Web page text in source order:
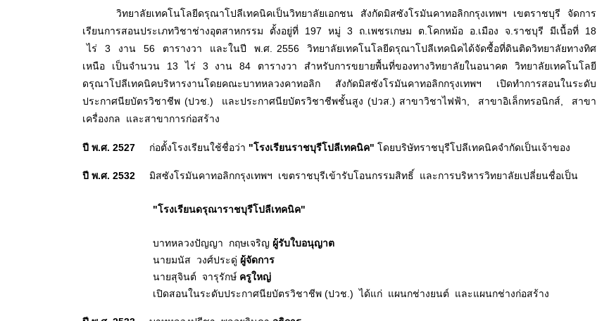
วิทยาลัยเทคโนโลยีดรุณาโปลีเทคนิคเป็นวิทยาลัยเอกชน สังกัดมิสซังโรมันคาทอลิกกรุงเทพฯ เขตราชบุรี จัดการ
เรียนการสอนประเภทวิชาช่างอุตสาหกรรม ตั้งอยู่ที่ 197 หมู่ 3 ถ.เพชรเกษม ต.โคกหม้อ อ.เมือง จ.ราชบุรี มีเนื้อที่ 18
ไร่ 3 งาน 56 ตารางวา และในปี พ.ศ. 2556 วิทยาลัยเทคโนโลยีดรุณาโปลีเทคนิคได้จัดซื้อที่ดินติดวิทยาลัยทางทิศ
เหนือ เป็นจำนวน 13 ไร่ 3 งาน 84 ตารางวา สำหรับการขยายพื้นที่ของทางวิทยาลัยในอนาคต วิทยาลัยเทคโนโลยี
ดรุณาโปลีเทคนิคบริหารงานโดยคณะบาทหลวงคาทอลิก สังกัดมิสซังโรมันคาทอลิกกรุงเทพฯ เปิดทำการสอนในระดับ
ประกาศนียบัตรวิชาชีพ (ปวช.) และประกาศนียบัตรวิชาชีพชั้นสูง (ปวส.) สาขาวิชาไฟฟ้า, สาขาอิเล็กทรอนิกส์, สาขา
เครื่องกล และสาขาการก่อสร้าง
ปี พ.ศ. 2527 ก่อตั้งโรงเรียนใช้ชื่อว่า "โรงเรียนราชบุรีโปลีเทคนิค" โดยบริษัทราชบุรีโปลีเทคนิคจำกัดเป็นเจ้าของ
ปี พ.ศ. 2532 มิสซังโรมันคาทอลิกกรุงเทพฯ เขตราชบุรีเข้ารับโอนกรรมสิทธิ์ และการบริหารวิทยาลัยเปลี่ยนชื่อเป็น
"โรงเรียนดรุณาราชบุรีโปลีเทคนิค"
บาทหลวงปัญญา กฤษเจริญ ผู้รับใบอนุญาต
นายมนัส วงศ์ประดู่ ผู้จัดการ
นายสุจินต์ จารุรักษ์ ครูใหญ่
เปิดสอนในระดับประกาศนียบัตรวิชาชีพ (ปวช.) ได้แก่ แผนกช่างยนต์ และแผนกช่างก่อสร้าง